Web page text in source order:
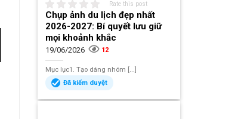
Rate this post
Chụp ảnh du lịch đẹp nhất
2026-2027: Bí quyết lưu giữ
mọi khoảnh khắc
19/06/2026 12
Mục lục1. Tạo dáng nhóm [...]
Đã kiểm duyệt